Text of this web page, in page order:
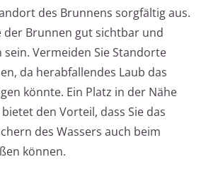
des Brunnens sorgfältig aus.
der Brunnen gut sichtbar und
sein. Vermeiden Sie Standorte
da herabfallendes Laub das
könnte. Ein Platz in der Nähe
den Vorteil, dass Sie das
des Wassers auch beim
können.